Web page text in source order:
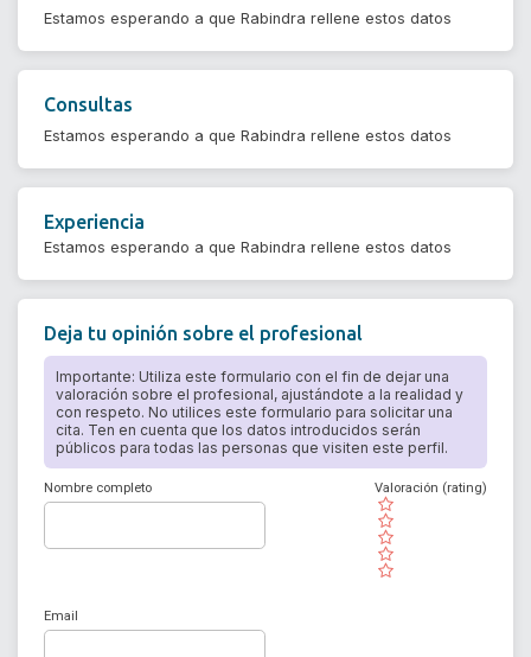
Estamos esperando a que Rabindra rellene estos datos
Consultas
Estamos esperando a que Rabindra rellene estos datos
Experiencia
Estamos esperando a que Rabindra rellene estos datos
Deja tu opinión sobre el profesional
Importante: Utiliza este formulario con el fin de dejar una
valoración sobre el profesional, ajustándote a la realidad y
con respeto. No utilices este formulario para solicitar una
cita. Ten en cuenta que los datos introducidos serán
públicos para todas las personas que visiten este perfil.
Nombre completo
( )
( )
( )
( )
( )
Valoración (rating)
Email